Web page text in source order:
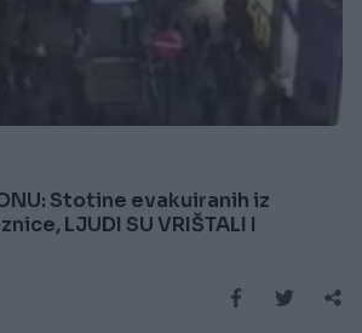
Stotine evakuiranih iz
LJUDI SU VRIŠTALI I